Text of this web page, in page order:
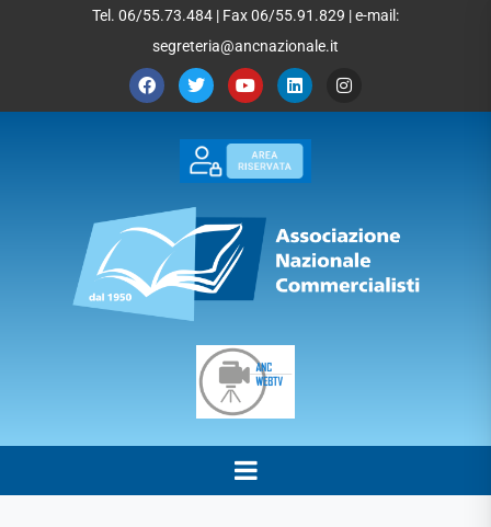
Tel. 06/55.73.484 | Fax 06/55.91.829 | e-mail:
segreteria@ancnazionale.it